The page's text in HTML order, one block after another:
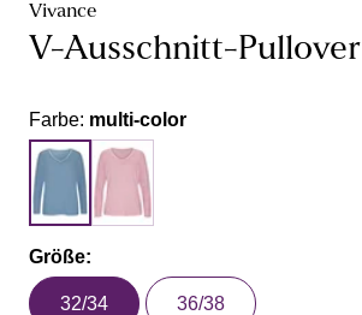
Vivance
V-Ausschnitt-Pullover
Farbe: multi-color
Größe:
32/34 36/38